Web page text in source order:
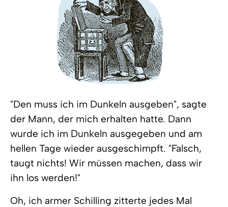
"Den muss ich im Dunkeln ausgeben", sagte
der Mann, der mich erhalten hatte. Dann
wurde ich im Dunkeln ausgegeben und am
hellen Tage wieder ausgeschimpft. "Falsch,
taugt nichts! Wir müssen machen, dass wir
ihn los werden!"
Oh, ich armer Schilling zitterte jedes Mal